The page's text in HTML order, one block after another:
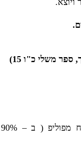
משלי כ"ו 15)
סרטן המעי הגס מתפתח מפוליפ ( ב – 90%